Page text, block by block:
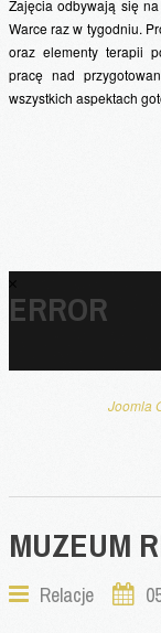
Zajęcia odbywają się
Warce raz w tygodniu.
oraz elementy terapii
pracę nad
wszystkich aspektach
ERROR
Joomla
MUZEUM
Relacje